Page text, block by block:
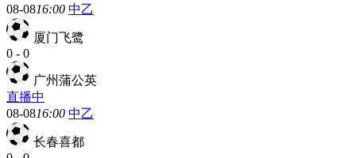
08-0816:00 中乙
厦门飞鹭
0 - 0
广州蒲公英
直播中
08-0816:00 中乙
长春喜都